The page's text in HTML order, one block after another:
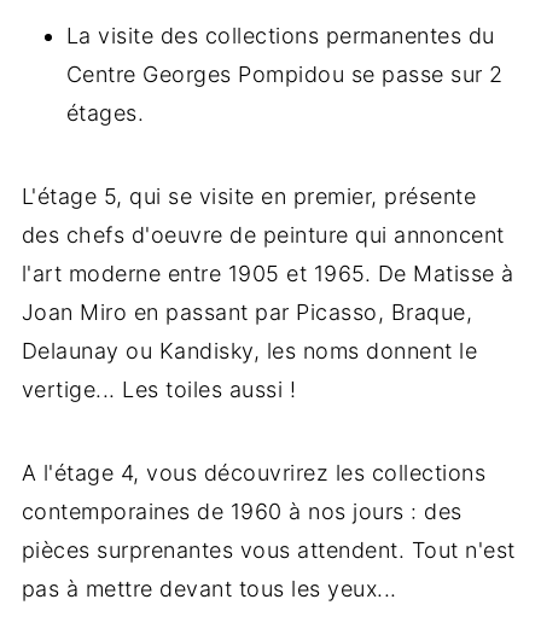
La visite des collections permanentes du
Centre Georges Pompidou se passe sur 2
étages.
L'étage 5, qui se visite en premier, présente
des chefs d'oeuvre de peinture qui annoncent
l'art moderne entre 1905 et 1965. De Matisse à
Joan Miro en passant par Picasso, Braque,
Delaunay ou Kandisky, les noms donnent le
vertige... Les toiles aussi !
A l'étage 4, vous découvrirez les collections
contemporaines de 1960 à nos jours : des
pièces surprenantes vous attendent. Tout n'est
pas à mettre devant tous les yeux...